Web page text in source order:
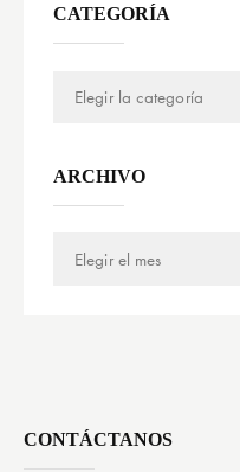
CATEGORÍA
ARCHIVO
CONTÁCTANOS